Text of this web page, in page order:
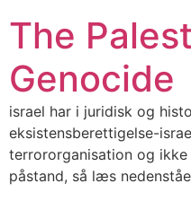
to
content
The
Genocide
israel har i juridisk og
eksistensberettigelse-
terrororganisation og
påstand, så læs